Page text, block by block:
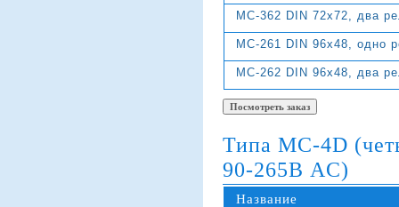
MC-362 DIN 72x72, два
MC-261 DIN 96x48, одно
MC-262 DIN 96x48, два
Типа МС-4D
90-265В AC)
Название